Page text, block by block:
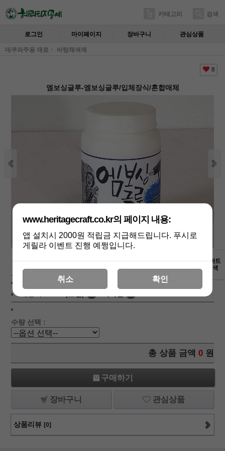
카테고리 검색
로그인 마이페이지 장바구니 관심상품
데쿠파주용 재료 바탕채색제
8
엠보싱글루-엠보싱글루/입체장식/혼합매체
상세보기
8,800
수량 선택 :
총 상품 금액 0 원
구매하기
장바구니 관심상품
상품리뷰 [0]
www.heritagecraft.co.kr의 페이지 내용:
앱 설치시 2000원 적립금 지급해드립니다. 푸시로
게릴라 이벤트 진행 예쩡입니다.
취소 확인